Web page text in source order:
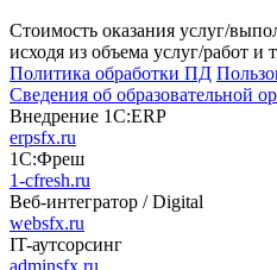
Стоимость оказания услуг/
исходя из объема услуг/работ и
Политика обработки ПД
Сведения об образовательной
Внедрение 1С:ERP
erpsfx.ru
1С:Фреш
1-cfresh.ru
Веб-интегратор / Digital
websfx.ru
IT-аутсорсинг